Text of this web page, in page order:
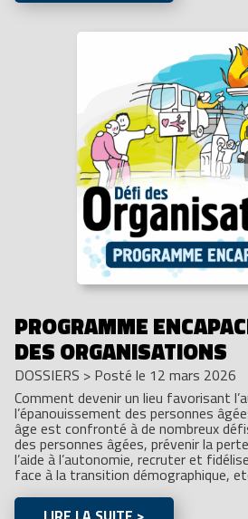
PROGRAMME
DES ORGANISATIONS
DOSSIERS > Posté le 12 mars 2026
Comment devenir un lieu favorisant
l’épanouissement des personnes
âge est confronté à de nombreux
des personnes âgées, prévenir la
l’aide à l’autonomie, recruter et
face à la transition démographique,